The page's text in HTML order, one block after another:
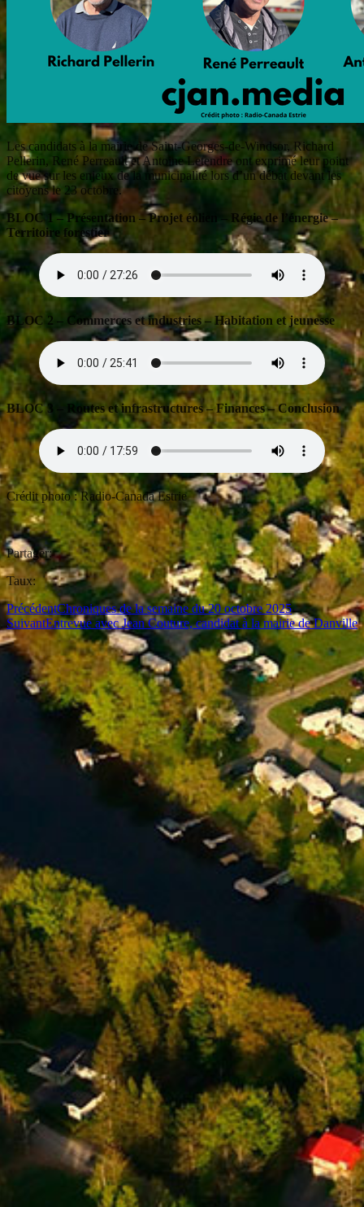
Les candidats à la mairie de Saint-Georges-de-Windsor, Richard
Pellerin, René Perreault et Antoine Letendre ont exprimé leur point
de vue sur les enjeux de la municipalité lors d’un débat devant les
citoyens le 23 octobre.
BLOC 1 – Présentation – Projet éolien – Régie de l’énergie –
Territoire forestier
BLOC 2 – Commerces et industries – Habitation et jeunesse
BLOC 3 – Routes et infrastructures – Finances – Conclusion
Crédit photo : Radio-Canada Estrie
Partager:
Taux:
PrécédentChroniques de la semaine du 20 octobre 2025
SuivantEntrevue avec Jean Couture, candidat à la mairie de Danville